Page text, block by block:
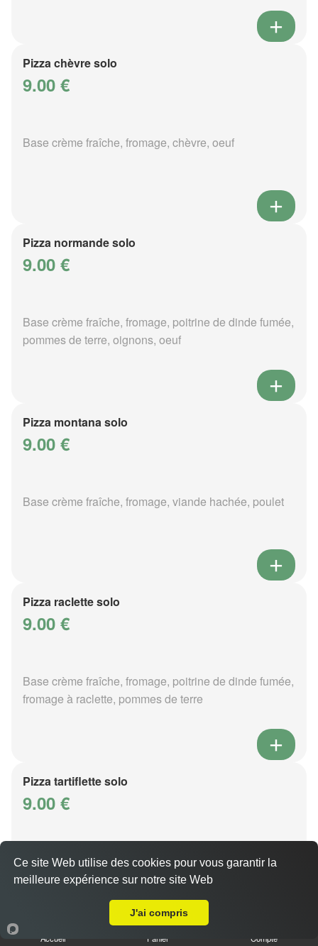
Pizza chèvre solo
9.00 €
Base crème fraîche, fromage, chèvre, oeuf
Pizza normande solo
9.00 €
Base crème fraîche, fromage, poitrine de dinde fumée,
pommes de terre, oignons, oeuf
Pizza montana solo
9.00 €
Base crème fraîche, fromage, viande hachée, poulet
Pizza raclette solo
9.00 €
Base crème fraîche, fromage, poitrine de dinde fumée,
fromage à raclette, pommes de terre
Pizza tartiflette solo
9.00 €
Base crème fraîche, fromage, poitrine de dinde fumée,
reblochon, pommes de terre
Accueil Panier Compte
Ce site Web utilise des cookies pour vous garantir la
meilleure expérience sur notre site Web
J'ai compris